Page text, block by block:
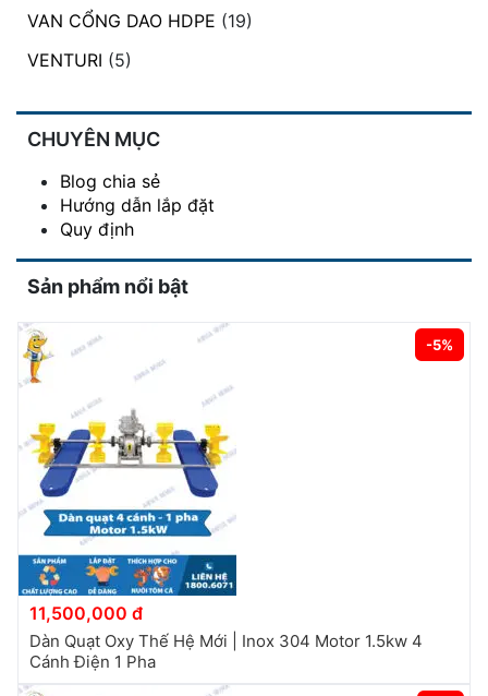
VAN CỔNG DAO HDPE (19)
VENTURI (5)
CHUYÊN MỤC
Blog chia sẻ
Hướng dẫn lắp đặt
Quy định
Sản phẩm nổi bật
-5%
11,500,000 đ
Dàn Quạt Oxy Thế Hệ Mới | Inox 304 Motor 1.5kw 4
Cánh Điện 1 Pha